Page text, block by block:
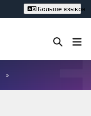
Больше языков